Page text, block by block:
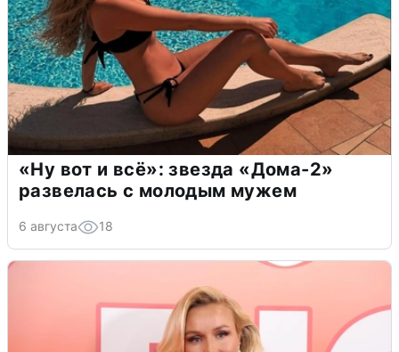
«Ну вот и всё»: звезда «Дома-2»
развелась с молодым мужем
6 августа 18